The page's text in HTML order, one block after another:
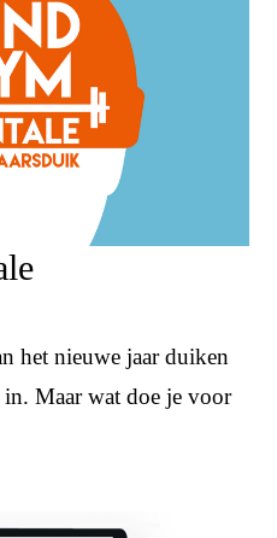
het nieuwe jaar duiken
Maar wat doe je voor